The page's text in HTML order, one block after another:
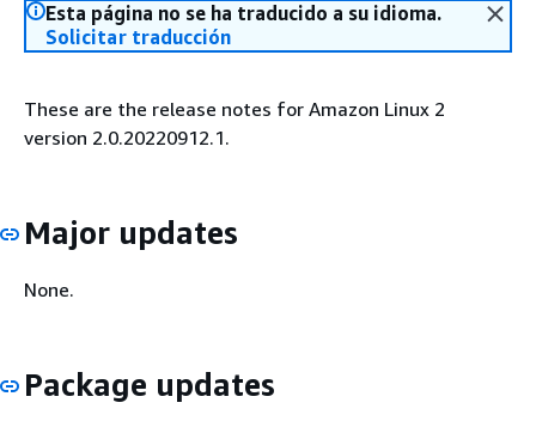
Esta página no se ha traducido a su idioma.
Solicitar traducción
These are the release notes for Amazon Linux 2
version 2.0.20220912.1.
Major updates
None.
Package updates